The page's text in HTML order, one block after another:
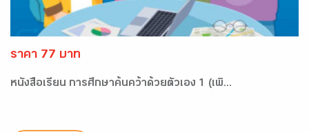
ราคา 77 บาท
หนังสือเรียน การศึกษาค้นคว้าด้วยตัวเอง 1 (เพิ...